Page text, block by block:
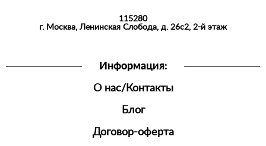
РУБАШКИ
Информация:
О нас/Контакты
Блог
Договор-оферта
115280
г. Москва, Ленинская Слобода, д. 26с2, 2-й этаж